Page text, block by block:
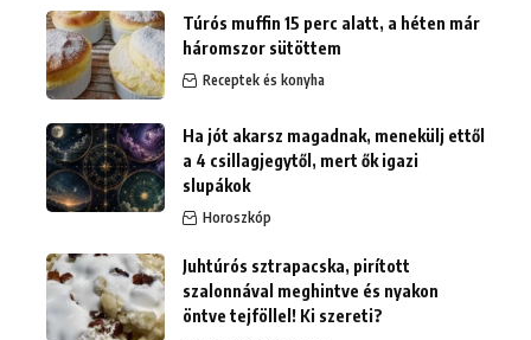
Túrós muffin 15 perc alatt, a héten már
háromszor sütöttem
Receptek és konyha
Ha jót akarsz magadnak, menekülj ettől
a 4 csillagjegytől, mert ők igazi
slupákok
Horoszkóp
Juhtúrós sztrapacska, pirított
szalonnával meghintve és nyakon
öntve tejföllel! Ki szereti?